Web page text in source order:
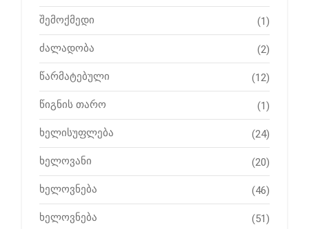
შემოქმედი (1)
ძალადობა (2)
წარმატებული (12)
წიგნის თარო (1)
ხელისუფლება (24)
ხელოვანი (20)
ხელოვნება (46)
ხელოვნება (51)